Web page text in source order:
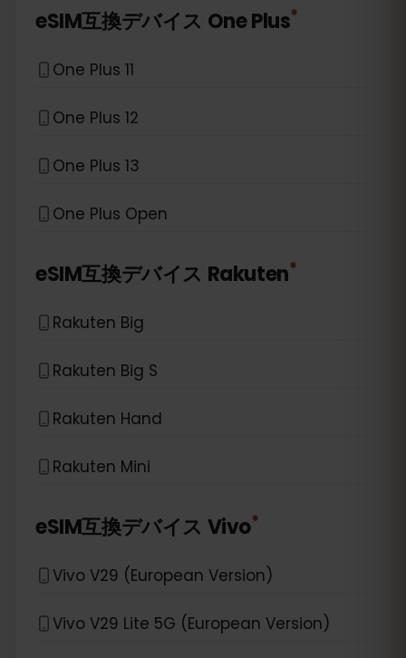
eSIM互換デバイス One Plus*
One Plus 11
One Plus 12
One Plus 13
One Plus Open
eSIM互換デバイス Rakuten*
Rakuten Big
Rakuten Big S
Rakuten Hand
Rakuten Mini
eSIM互換デバイス Vivo*
Vivo V29 (European Version)
Vivo V29 Lite 5G (European Version)